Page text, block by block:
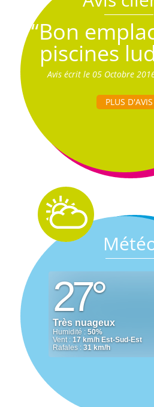
“Bon
piscines
Avis écrit le 05 Octobre
PLUS D'AVIS